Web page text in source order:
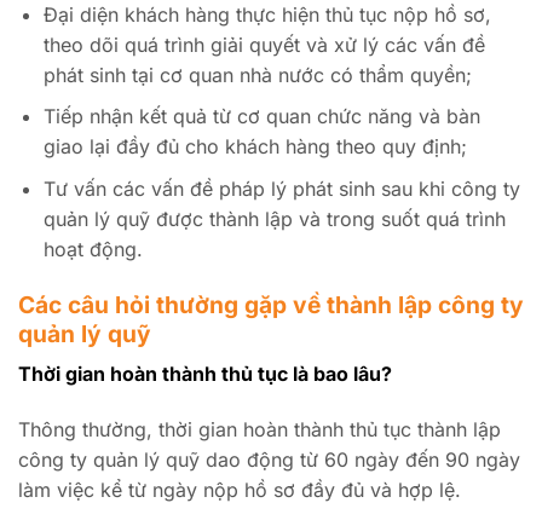
Đại diện khách hàng thực hiện thủ tục nộp hồ sơ,
theo dõi quá trình giải quyết và xử lý các vấn đề
phát sinh tại cơ quan nhà nước có thẩm quyền;
Tiếp nhận kết quả từ cơ quan chức năng và bàn
giao lại đầy đủ cho khách hàng theo quy định;
Tư vấn các vấn đề pháp lý phát sinh sau khi công ty
quản lý quỹ được thành lập và trong suốt quá trình
hoạt động.
Các câu hỏi thường gặp về thành lập công ty
quản lý quỹ
Thời gian hoàn thành thủ tục là bao lâu?
Thông thường, thời gian hoàn thành thủ tục thành lập
công ty quản lý quỹ dao động từ 60 ngày đến 90 ngày
làm việc kể từ ngày nộp hồ sơ đầy đủ và hợp lệ.